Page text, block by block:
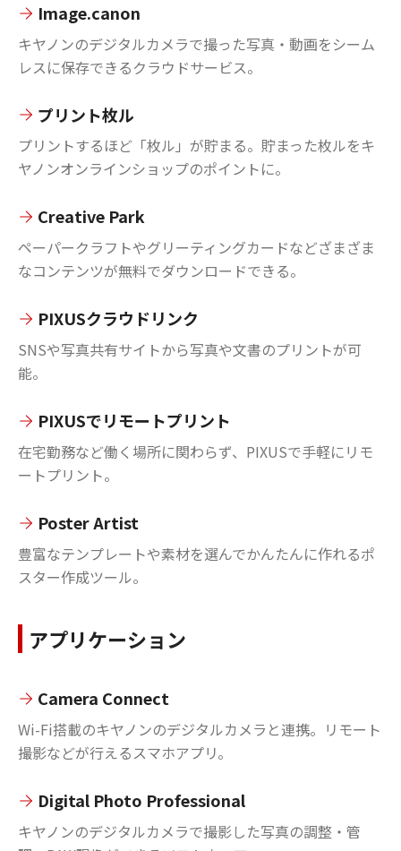
Image.canon
キヤノンのデジタルカメラで撮った写真・動画をシーム
レスに保存できるクラウドサービス。
プリント枚ル
プリントするほど「枚ル」が貯まる。貯まった枚ルをキ
ヤノンオンラインショップのポイントに。
Creative Park
ペーパークラフトやグリーティングカードなどざまざま
なコンテンツが無料でダウンロードできる。
PIXUSクラウドリンク
SNSや写真共有サイトから写真や文書のプリントが可
能。
PIXUSでリモートプリント
在宅勤務など働く場所に関わらず、PIXUSで手軽にリモ
ートプリント。
Poster Artist
豊富なテンプレートや素材を選んでかんたんに作れるポ
スター作成ツール。
アプリケーション
Camera Connect
Wi-Fi搭載のキヤノンのデジタルカメラと連携。リモート
撮影などが行えるスマホアプリ。
Digital Photo Professional
キヤノンのデジタルカメラで撮影した写真の調整・管